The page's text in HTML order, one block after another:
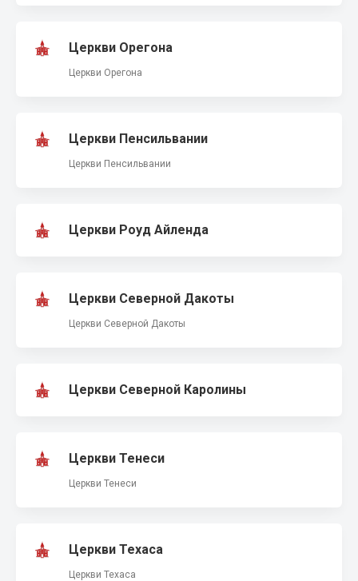
Церкви Орегона
Церкви Орегона
Церкви Пенсильвании
Церкви Пенсильвании
Церкви Роуд Айленда
Церкви Северной Дакоты
Церкви Северной Дакоты
Церкви Северной Каролины
Церкви Тенеси
Церкви Тенеси
Церкви Техаса
Церкви Техаса